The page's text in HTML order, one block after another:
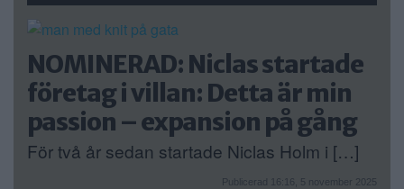
NOMINERAD: Niclas startade
företag i villan: Detta är min
passion – expansion på gång
För två år sedan startade Niclas Holm i […]
Publicerad 16:16, 5 november 2025